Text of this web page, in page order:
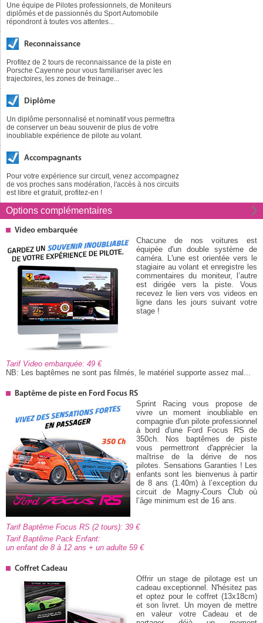
Une équipe de Pilotes professionnels, de Moniteurs
diplômés et de passionnés du Sport Automobile
répondront à toutes vos attentes...
Reconnaissance
Profitez de 2 tours de reconnaissance de la piste en
Porsche Cayenne pour vous familiariser avec les
trajectoires, les zones de freinage...
Diplôme
Un diplôme personnalisé et nominatif vous permettra
de conserver un beau souvenir de plus de votre
inoubliable expérience de pilote au volant.
Accompagnants
Pour votre expérience sur circuit, venez accompagnez
de vos proches sans modération, l'accès à nos circuits
est libre et gratuit, profitez-en !
Options complémentaires
Video embarquée
Chacune de nos voitures est
équipée d'un double système de
caméra. L'une est orientée vers le
stagiaire au volant et enregistre les
commentaires du moniteur, l’autre
est dirigée vers la piste. Vous
recevez le lien vers vos videos en
ligne dans les jours suivant votre
stage !
Tarif Video embarquée: 49
NB: Les baptêmes ne sont pas filmés, le matériel supporte assez mal...
Baptême de piste en Ford Focus RS
Sprint Racing vous propose de
vivre un moment inoubliable en
compagnie d'un pilote professionnel
à bord d'une Ford Focus RS de
350ch. Nos baptêmes de piste
vous permettront d'apprécier la
maîtrise de la dérive de nos
pilotes. Sensations Garanties ! Les
enfants sont les bienvenus à partir
de 8 ans (1.40m) à l’exception du
circuit de Magny-Cours Club où
l’âge minimum est de 16 ans.
Tarif Baptême Focus RS (2 tours): 39
Tarif Baptême Pack Enfant:
un enfant de 8 à 12 ans + un adulte 59
Coffret Cadeau
Offrir un stage de pilotage est un
cadeau exceptionnel. N'hésitez pas
et optez pour le coffret (13x18cm)
et son livret. Un moyen de mettre
en valeur votre Cadeau et de